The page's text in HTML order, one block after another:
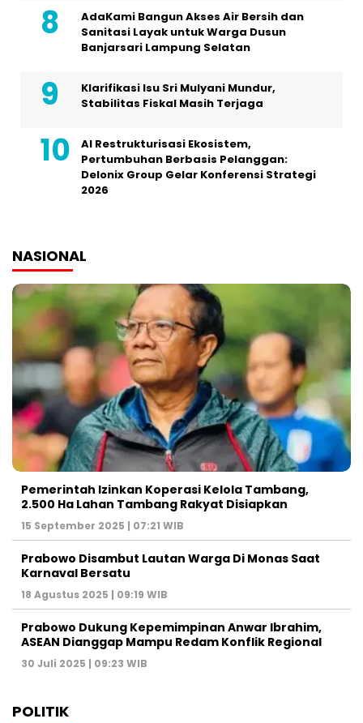
AdaKami Bangun Akses Air Bersih dan
Sanitasi Layak untuk Warga Dusun
Banjarsari Lampung Selatan
Klarifikasi Isu Sri Mulyani Mundur,
Stabilitas Fiskal Masih Terjaga
AI Restrukturisasi Ekosistem,
Pertumbuhan Berbasis Pelanggan:
Delonix Group Gelar Konferensi Strategi
2026
NASIONAL
Pemerintah Izinkan Koperasi Kelola Tambang,
2.500 Ha Lahan Tambang Rakyat Disiapkan
15 September 2025 | 07:21 WIB
Prabowo Disambut Lautan Warga Di Monas Saat
Karnaval Bersatu
18 Agustus 2025 | 09:19 WIB
Prabowo Dukung Kepemimpinan Anwar Ibrahim,
ASEAN Dianggap Mampu Redam Konflik Regional
30 Juli 2025 | 09:23 WIB
POLITIK